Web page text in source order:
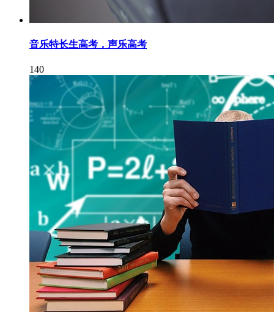
音乐特长生高考，声乐高考
140